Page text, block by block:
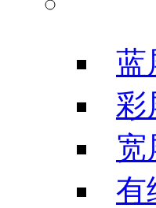
蓝
彩
宽
有